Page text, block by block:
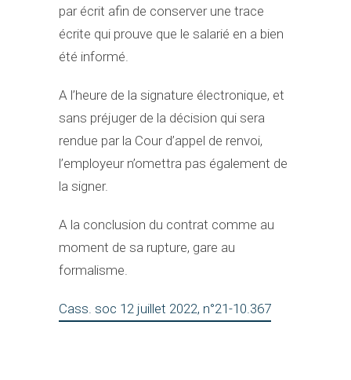
par écrit afin de conserver une trace
écrite qui prouve que le salarié en a bien
été informé.
A l’heure de la signature électronique, et
sans préjuger de la décision qui sera
rendue par la Cour d’appel de renvoi,
l’employeur n’omettra pas également de
la signer.
A la conclusion du contrat comme au
moment de sa rupture, gare au
formalisme.
Cass. soc 12 juillet 2022, n°21-10.367